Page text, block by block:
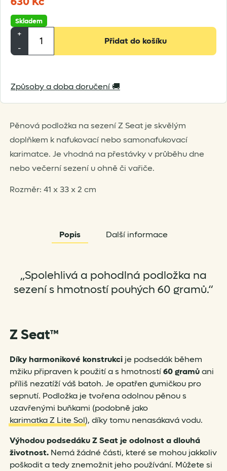
Pěnová podložka na sezení Z Seat je skvělým
doplňkem k nafukovací nebo samonafukovací
karimatce. Je vhodná na přestávky v průběhu dne
nebo večerní sezení u ohně či vařiče.
Skladem
+
-
Therm-
Z
Seat
Přidat do košíku
Způsoby a doba doručení 🚚
Rozměr: 41 x 33 x 2 cm
Popis Další informace
„Spolehlivá a pohodlná podložka na
sezení s hmotností pouhých 60 gramů.“
Z Seat™
Díky harmonikové konstrukci je podsedák během
mžiku připraven k použití a s hmotností60 gramůani
příliš nezatíží váš batoh. Je opatřen gumičkou pro
sepnutí. Podložka je tvořena odolnou pěnou s
uzavřenými buňkami (podobně jako
karimatka Z Lite Sol), díky tomu nenasákavá vodu.
Výhodou podsedáku Z Seat je odolnost a dlouhá
životnost.Nemá žádné části, které se mohou jakkoliv
poškodit a tedy znemožnit jeho používání. Můžete si